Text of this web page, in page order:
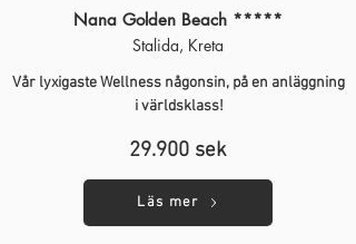
Nana Golden Beach *****
Stalida, Kreta
Vår lyxigaste Wellness någonsin, på en anläggning
i världsklass!
29.900 sek
Läs mer